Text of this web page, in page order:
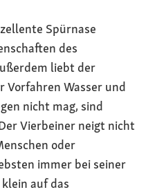
Spürnase
des
liebt der
Vorfahren Wasser und
nicht mag, sind
Vierbeiner neigt nicht
oder
immer bei seiner
auf das